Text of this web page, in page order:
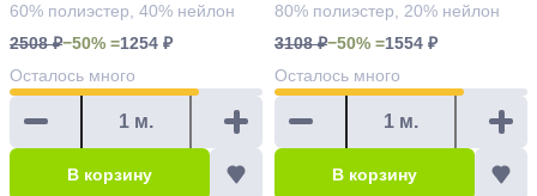
60% полиэстер, 40% нейлон
2508 ₽−50% =1254 ₽
Осталось много
В корзину
80% полиэстер, 20% нейлон
3108 ₽−50% =1554 ₽
Осталось много
В корзину